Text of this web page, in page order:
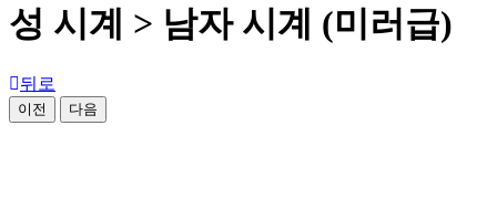
성 시계 > 남자 시계 (미러급)
뒤로
이전 다음